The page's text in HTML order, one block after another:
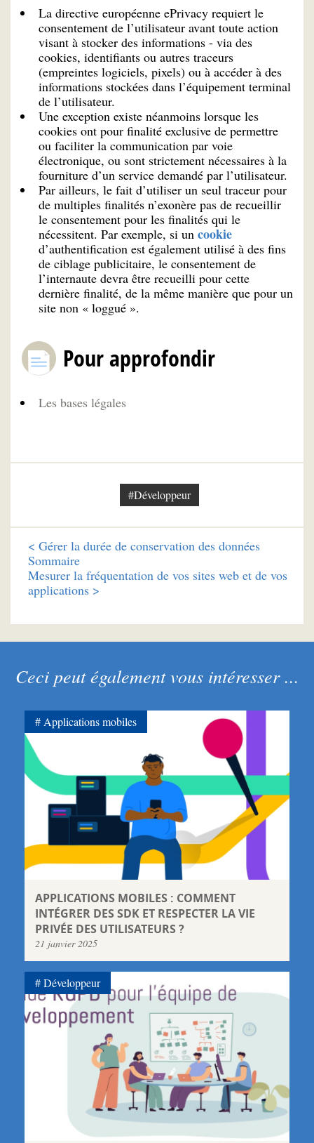
La directive européenne ePrivacy requiert le
consentement de l’utilisateur avant toute action
visant à stocker des informations - via des
cookies, identifiants ou autres traceurs
(empreintes logiciels, pixels) ou à accéder à des
informations stockées dans l’équipement terminal
de l’utilisateur.
Une exception existe néanmoins lorsque les
cookies ont pour finalité exclusive de permettre
ou faciliter la communication par voie
électronique, ou sont strictement nécessaires à la
fourniture d’un service demandé par l’utilisateur.
Par ailleurs, le fait d’utiliser un seul traceur pour
de multiples finalités n’exonère pas de recueillir
le consentement pour les finalités qui le
nécessitent. Par exemple, si un cookie
d’authentification est également utilisé à des fins
de ciblage publicitaire, le consentement de
l’internaute devra être recueilli pour cette
dernière finalité, de la même manière que pour un
site non « loggué ».
Pour approfondir
Les bases légales
#Développeur
< Gérer la durée de conservation des données
Sommaire
Mesurer la fréquentation de vos sites web et de vos
applications >
Ceci peut également vous intéresser ...
APPLICATIONS MOBILES : COMMENT
INTÉGRER DES SDK ET RESPECTER LA VIE
PRIVÉE DES UTILISATEURS ?
21 janvier 2025
Applications mobiles
Développeur